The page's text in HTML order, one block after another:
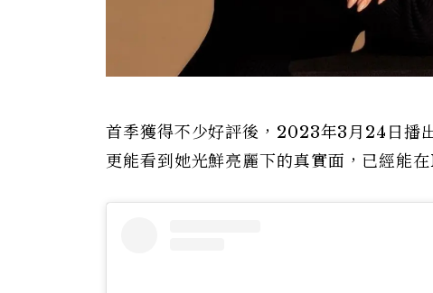
首季獲得不少好評後，2023年3月24日播
更能看到她光鮮亮麗下的真實面，已經能